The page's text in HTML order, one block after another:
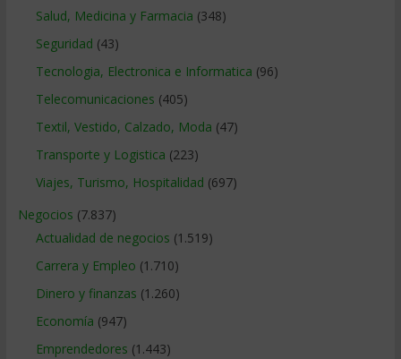
Salud, Medicina y Farmacia (348)
Seguridad (43)
Tecnologia, Electronica e Informatica (96)
Telecomunicaciones (405)
Textil, Vestido, Calzado, Moda (47)
Transporte y Logistica (223)
Viajes, Turismo, Hospitalidad (697)
Negocios (7.837)
Actualidad de negocios (1.519)
Carrera y Empleo (1.710)
Dinero y finanzas (1.260)
Economía (947)
Emprendedores (1.443)